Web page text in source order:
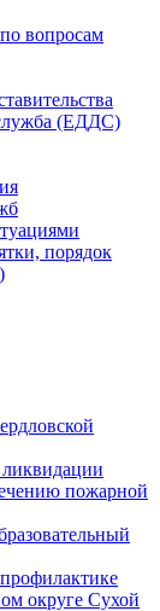
вопросам
(ЕДДС)
порядок
пожарной
округе Сухой